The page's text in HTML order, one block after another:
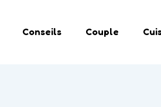
Conseils Couple